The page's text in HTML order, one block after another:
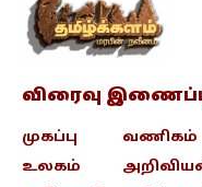
விரைவு
முகப்பு
உலகம்
வணிகம்